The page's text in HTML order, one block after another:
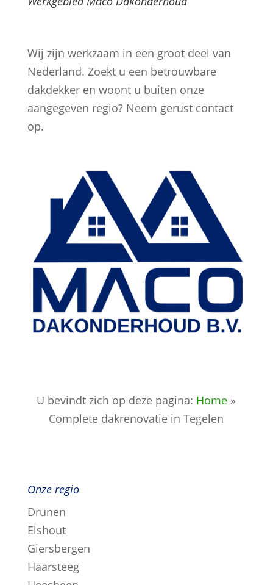
Wij zijn werkzaam in een groot deel van
Nederland. Zoekt u een betrouwbare
dakdekker en woont u buiten onze
aangegeven regio? Neem gerust contact
op.
U bevindt zich op deze pagina: Home »
Complete dakrenovatie in Tegelen
Onze regio
Drunen
Elshout
Giersbergen
Haarsteeg